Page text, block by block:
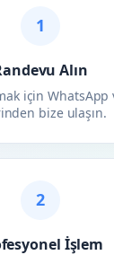
1
Alın
için
bize ulaşın.
2
İşlem